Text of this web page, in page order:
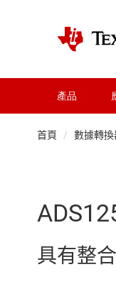
產品
首頁 / 數據轉換
具有整